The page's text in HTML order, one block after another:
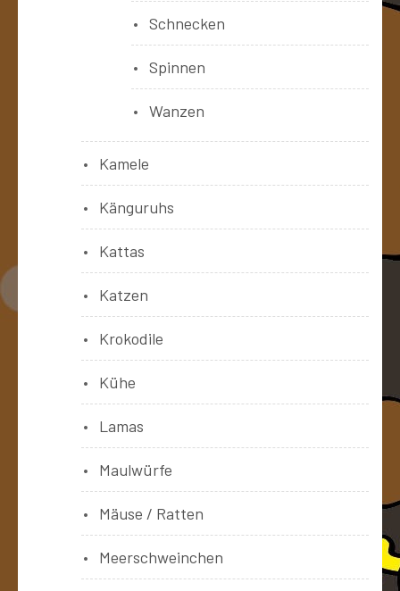
Schnecken
Spinnen
Wanzen
Kamele
Känguruhs
Kattas
Katzen
Krokodile
Kühe
Lamas
Maulwürfe
Mäuse / Ratten
Meerschweinchen